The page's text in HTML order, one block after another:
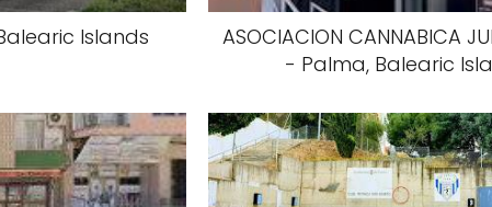
Islands
ASOCIACION CANNABICA
- Palma, Balearic